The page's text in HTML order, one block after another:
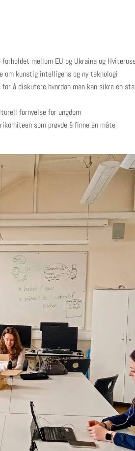
mellom EU og Ukraina og
om kunstig intelligens og ny teknologi
å diskutere hvordan man kan sikre en
fornyelse for ungdom
som prøvde å finne en måte